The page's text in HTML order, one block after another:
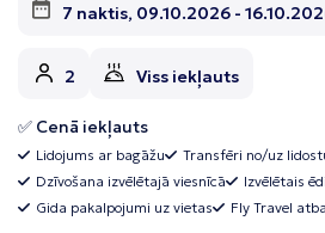
7 naktis, 09.10.2026 -
2 Viss iekļauts
✅ Cenā iekļauts
Lidojums ar bagāžu
Transfēri no/uz
Dzīvošana izvēlētajā viesnīcā
Izvēlētais
Gida pakalpojumi uz vietas
Fly Travel